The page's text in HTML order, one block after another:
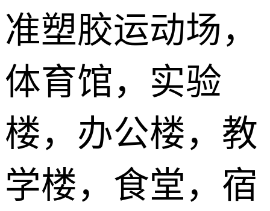
准塑胶运动场，
体育馆，实验
楼，办公楼，教
学楼，食堂，宿